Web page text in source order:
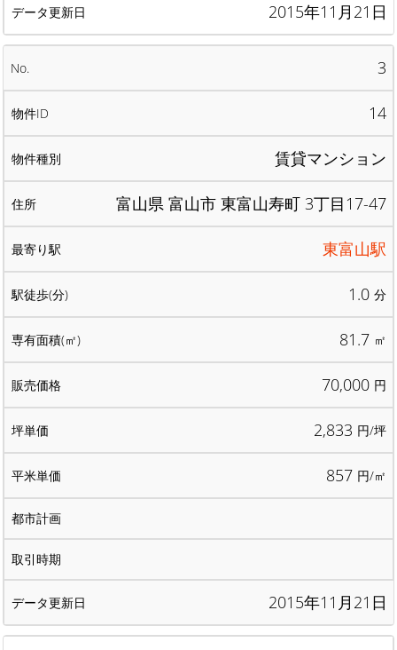
2015年11月21日
3
14
賃貸マンション
富山県 富山市 東富山寿町 3丁目17-47
東富山駅
1.0 分
81.7 ㎡
70,000 円
2,833 円/坪
857 円/㎡
2015年11月21日